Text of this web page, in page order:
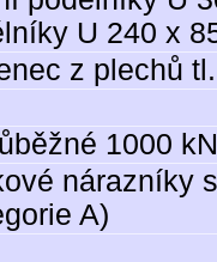
U 240 x
z plechů
1000
nárazníky
A)